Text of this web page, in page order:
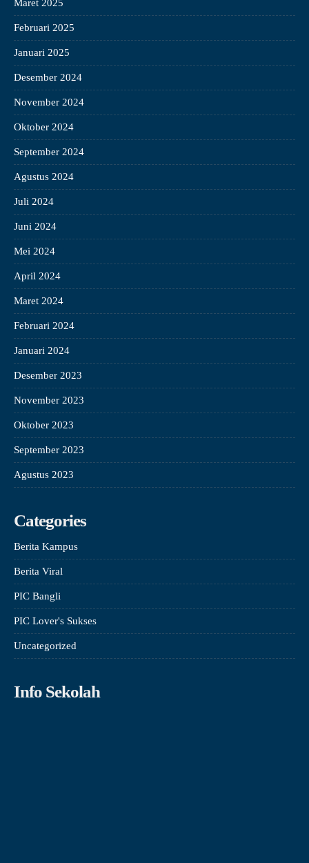
Maret 2025
Februari 2025
Januari 2025
Desember 2024
November 2024
Oktober 2024
September 2024
Agustus 2024
Juli 2024
Juni 2024
Mei 2024
April 2024
Maret 2024
Februari 2024
Januari 2024
Desember 2023
November 2023
Oktober 2023
September 2023
Agustus 2023
Categories
Berita Kampus
Berita Viral
PIC Bangli
PIC Lover's Sukses
Uncategorized
Info Sekolah